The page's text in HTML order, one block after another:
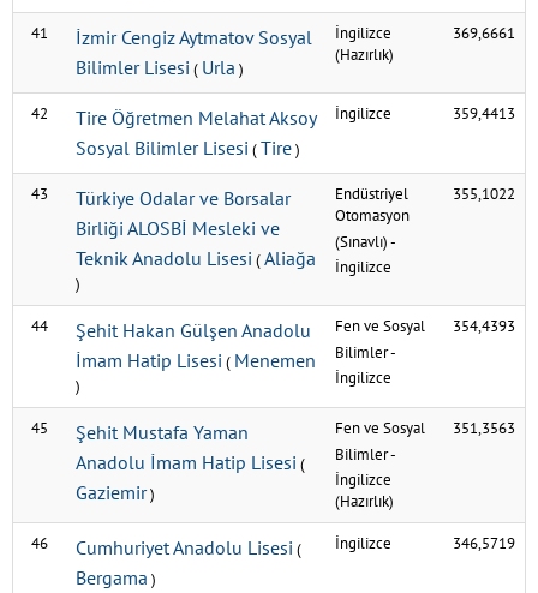
41
İzmir Cengiz Aytmatov Sosyal
Bilimler Lisesi ( Urla )
İngilizce
(Hazırlık)
369,6661
42
Tire Öğretmen Melahat Aksoy
Sosyal Bilimler Lisesi (Tire)
İngilizce 359,4413
43
Türkiye Odalar ve Borsalar
Birliği ALOSBİ Mesleki ve
Teknik Anadolu Lisesi (Aliağa
)
Endüstriyel
Otomasyon
(Sınavlı)-
İngilizce
355,1022
44
Şehit Hakan Gülşen Anadolu
İmam Hatip Lisesi ( Menemen
)
Fen ve Sosyal
Bilimler-
İngilizce
354,4393
45
Şehit Mustafa Yaman
Anadolu İmam Hatip Lisesi (
Gaziemir)
Fen ve Sosyal
Bilimler-
İngilizce
(Hazırlık)
351,3563
46 Cumhuriyet Anadolu Lisesi (
Bergama )
İngilizce 346,5719